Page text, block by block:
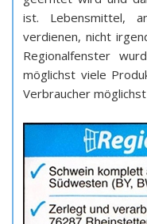
ist. Lebensmittel,
verdienen, nicht
Regionalfenster
möglichst viele
Verbraucher